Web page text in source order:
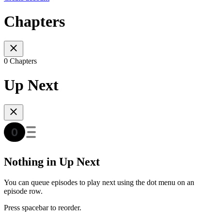
Chapters
0 Chapters
Up Next
Nothing in Up Next
You can queue episodes to play next using the dot menu on an
episode row.
Press spacebar to reorder.